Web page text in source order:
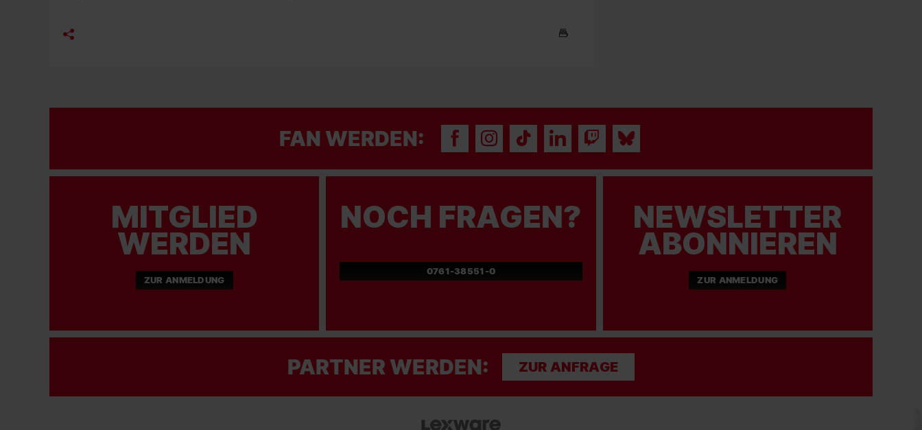
FAN WERDEN:
MITGLIED
WERDEN
ZUR ANMELDUNG
NOCH FRAGEN?
0761-38551-0
NEWSLETTER
ABONNIEREN
ZUR ANMELDUNG
PARTNER WERDEN: ZUR ANFRAGE